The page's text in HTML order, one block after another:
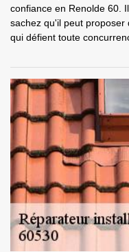
confiance en Renolde 60.
sachez qu'il peut
qui défient toute